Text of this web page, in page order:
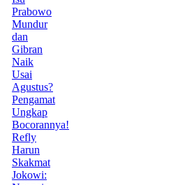
Prabowo
Mundur
dan
Gibran
Naik
Usai
Agustus?
Pengamat
Ungkap
Bocorannya!
Refly
Harun
Skakmat
Jokowi: